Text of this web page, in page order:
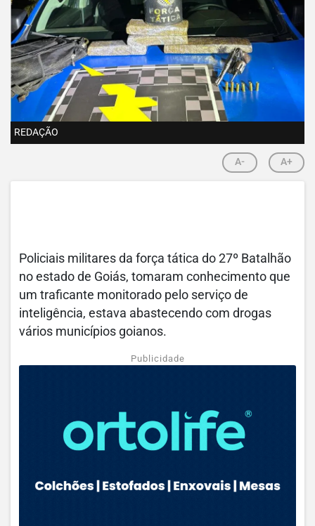
REDAÇÃO
A- A+
Policiais militares da força tática do 27º Batalhão
no estado de Goiás, tomaram conhecimento que
um traficante monitorado pelo serviço de
inteligência, estava abastecendo com drogas
vários municípios goianos.
Publicidade